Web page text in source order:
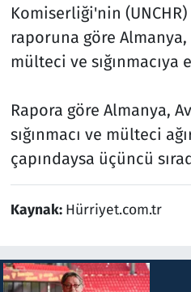
Komiserliği'nin
raporuna göre
mülteci ve sığınmacıya
Rapora göre Almanya,
sığınmacı ve mülteci
çapındaysa üçüncü
Kaynak: Hürriyet.com.tr